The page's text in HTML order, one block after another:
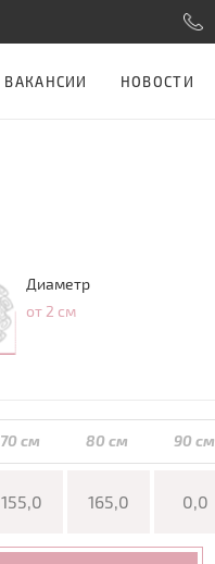
ВАКАНСИИ НОВОСТИ
Диаметр
от 2 см
70 см 80 см 90 см
155,0 165,0 0,0